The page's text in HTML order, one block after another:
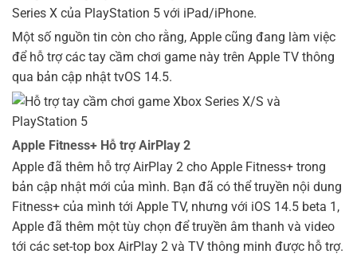
Series X của PlayStation 5 với iPad/iPhone.
Một số nguồn tin còn cho rằng, Apple cũng đang làm việc
để hỗ trợ các tay cầm chơi game này trên Apple TV thông
qua bản cập nhật tvOS 14.5.
Apple Fitness+ Hỗ trợ AirPlay 2
Apple đã thêm hỗ trợ AirPlay 2 cho Apple Fitness+ trong
bản cập nhật mới của mình. Bạn đã có thể truyền nội dung
Fitness+ của mình tới Apple TV, nhưng với iOS 14.5 beta 1,
Apple đã thêm một tùy chọn để truyền âm thanh và video
tới các set-top box AirPlay 2 và TV thông minh được hỗ trợ.